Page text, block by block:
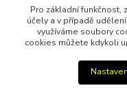
Načíst
Pro základní funkčnost,
účely a v případě
využíváme soubory
cookies můžete kdykoli